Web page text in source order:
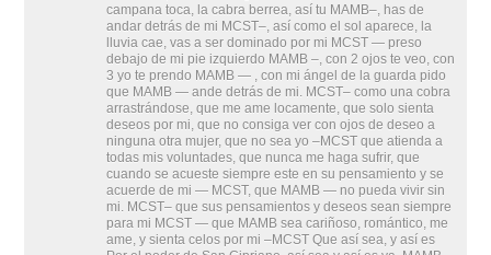
campana toca, la cabra berrea, así tu MAMB–, has de
andar detrás de mi MCST–, así como el sol aparece, la
lluvia cae, vas a ser dominado por mi MCST — preso
debajo de mi pie izquierdo MAMB –, con 2 ojos te veo, con
3 yo te prendo MAMB — , con mi ángel de la guarda pido
que MAMB — ande detrás de mi. MCST– como una cobra
arrastrándose, que me ame locamente, que solo sienta
deseos por mi, que no consiga ver con ojos de deseo a
ninguna otra mujer, que no sea yo –MCST que atienda a
todas mis voluntades, que nunca me haga sufrir, que
cuando se acueste siempre este en su pensamiento y se
acuerde de mi — MCST, que MAMB — no pueda vivir sin
mi. MCST– que sus pensamientos y deseos sean siempre
para mi MCST — que MAMB sea cariñoso, romántico, me
ame, y sienta celos por mi –MCST Que así sea, y así es